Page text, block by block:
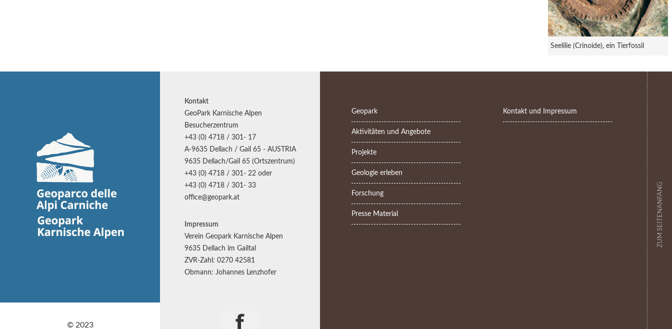
Seelilie (Crinoide), ein Tierfossil
Kontakt
GeoPark Karnische Alpen
Besucherzentrum
+43 (0) 4718 / 301- 17
A-9635 Dellach / Gail 65 - AUSTRIA
9635 Dellach/Gail 65 (Ortszentrum)
+43 (0) 4718 / 301- 22 oder
+43 (0) 4718 / 301- 33
office@geopark.at
Impressum
Verein Geopark Karnische Alpen
9635 Dellach im Gailtal
ZVR-Zahl: 0270 42581
Obmann: Johannes Lenzhofer
Geopark
Aktivitäten und Angebote
Projekte
Geologie erleben
Forschung
Presse Material
Kontakt und Impressum
ZUM SEITENANFANG
© 2023